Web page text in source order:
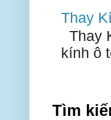
Thay
Thay
kính ô
Tìm